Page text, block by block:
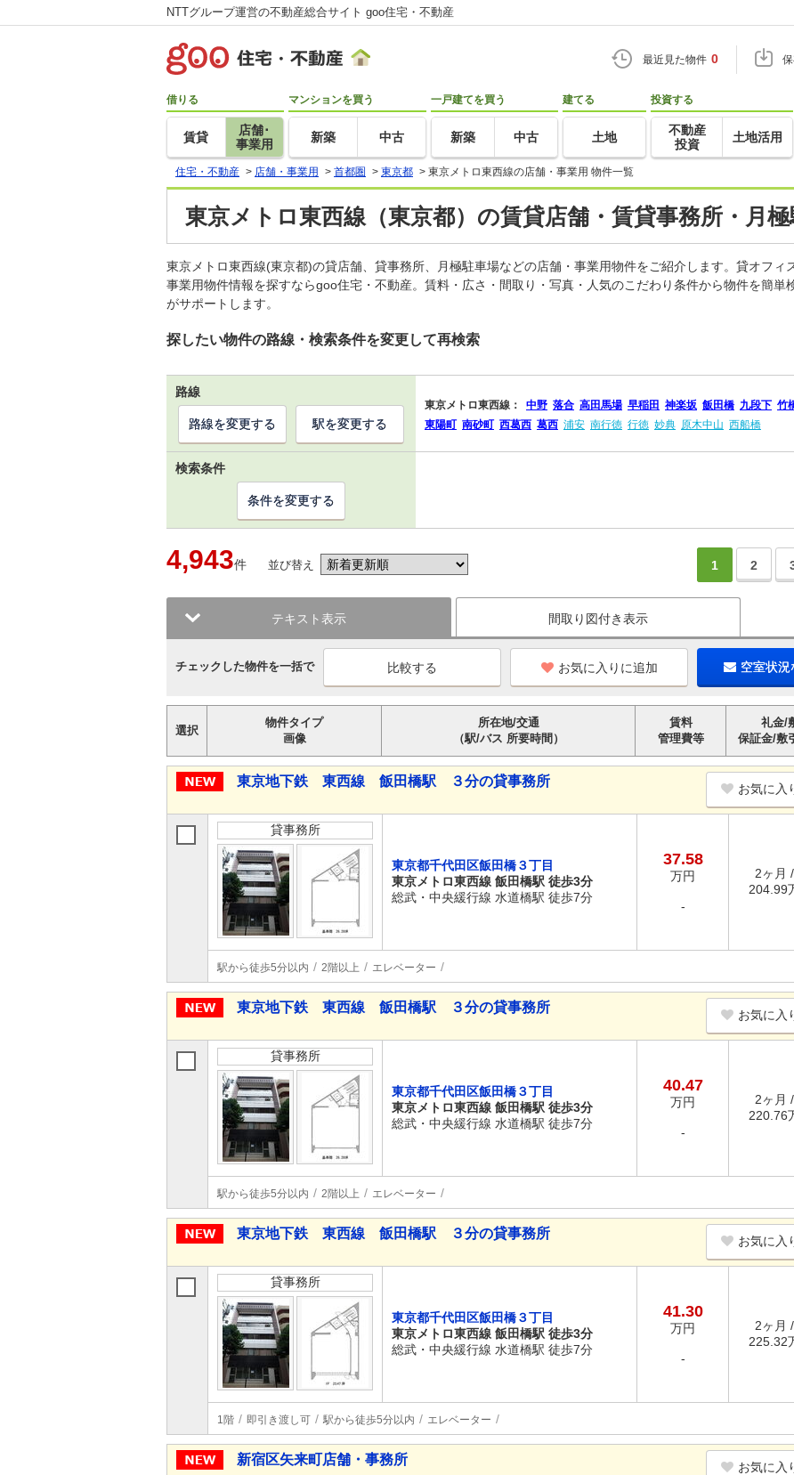
NTTグループ運営の不動産総合サイト goo住宅・不動産
最近見た物件 0
借りる
賃貸
店舗･
事業用
マンションを買う
新築 中古
一戸建てを買う
新築 中古
建てる
土地
投資する
不動産
投資
土地活用
住宅・不動産 > 店舗・事業用 > 首都圏 > 東京都 > 東京メトロ東西線の店舗・事業用 物件一覧
東京メトロ東西線（東京都）の賃貸店舗・賃貸事務所・月
東京メトロ東西線(東京都)の貸店舗、貸事務所、月極駐車場などの店舗・事業用物件をご紹介します。貸オフィ
事業用物件情報を探すならgoo住宅・不動産。賃料・広さ・間取り・写真・人気のこだわり条件から物件を簡
がサポートします。
探したい物件の路線・検索条件を変更して再検索
路線
東京メトロ東西線： 中野 落合 高田馬場 早稲田 神楽坂 飯田橋 九段下 竹
東陽町 南砂町 西葛西 葛西 浦安 南行徳 行徳 妙典 原木中山 西船橋
路線を変更する 駅を変更する
検索条件
条件を変更する
4,943件 並び替え 1 2
テキスト表示 間取り図付き表示
チェックした物件を一括で お気に入りに追加 空室状況
選択
物件タイプ
画像
所在地/交通
（駅/バス 所要時間）
賃料
管理費等
礼金/
保証金/敷
東京地下鉄 東西線 飯田橋駅 ３分の貸事務所 お気に入
貸事務所
東京都千代田区飯田橋３丁目
東京メトロ東西線 飯田橋駅 徒歩3分
総武・中央緩行線 水道橋駅 徒歩7分
37.58
万円
-
2ヶ月
204.99
駅から徒歩5分以内 2階以上 エレベーター
東京地下鉄 東西線 飯田橋駅 ３分の貸事務所 お気に入
貸事務所
東京都千代田区飯田橋３丁目
東京メトロ東西線 飯田橋駅 徒歩3分
総武・中央緩行線 水道橋駅 徒歩7分
40.47
万円
-
2ヶ月
220.76
駅から徒歩5分以内 2階以上 エレベーター
東京地下鉄 東西線 飯田橋駅 ３分の貸事務所 お気に入
貸事務所
東京都千代田区飯田橋３丁目
東京メトロ東西線 飯田橋駅 徒歩3分
総武・中央緩行線 水道橋駅 徒歩7分
41.30
万円
-
2ヶ月
225.32
1階 即引き渡し可 駅から徒歩5分以内 エレベーター
新宿区矢来町店舗・事務所 お気に入